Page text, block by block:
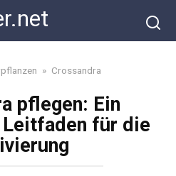
» Crossandra
pflegen: Ein
für die